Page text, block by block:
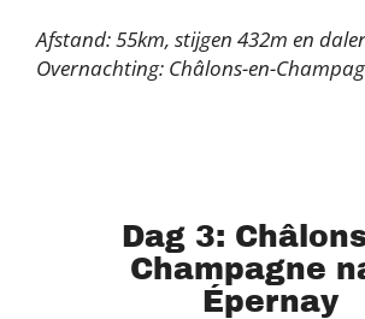
Afstand: 55km, stijgen 432m en
Overnachting: Châlons-en-
Dag 3:
Champagne
Épernay